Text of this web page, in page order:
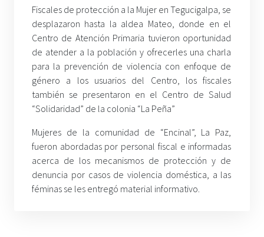
Fiscales de protección a la Mujer en Tegucigalpa, se
desplazaron hasta la aldea Mateo, donde en el
Centro de Atención Primaria tuvieron oportunidad
de atender a la población y ofrecerles una charla
para la prevención de violencia con enfoque de
género a los usuarios del Centro, los fiscales
también se presentaron en el Centro de Salud
“Solidaridad” de la colonia “La Peña”
Mujeres de la comunidad de “Encinal”, La Paz,
fueron abordadas por personal fiscal e informadas
acerca de los mecanismos de protección y de
denuncia por casos de violencia doméstica, a las
féminas se les entregó material informativo.